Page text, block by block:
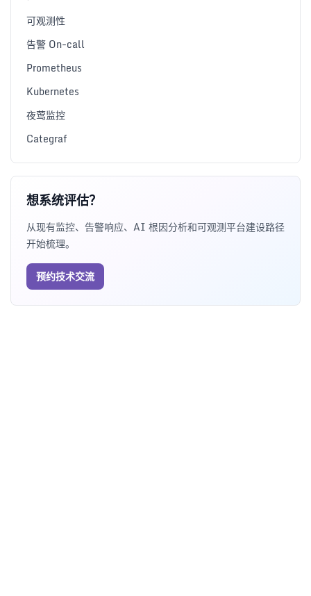
可观测性
告警 On-call
Prometheus
Kubernetes
夜莺监控
Categraf
想系统评估？
从现有监控、告警响应、AI 根因分析和可观测平台建设路径
开始梳理。
预约技术交流